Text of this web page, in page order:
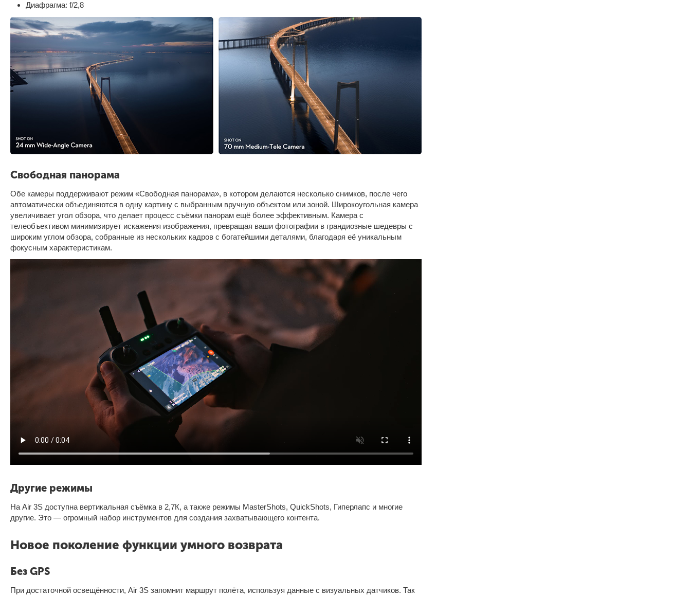
Диафрагма: f/2,8
Свободная панорама
Обе камеры поддерживают режим «Свободная панорама», в котором делаются несколько снимков, после чего
автоматически объединяются в одну картину с выбранным вручную объектом или зоной. Широкоугольная камера
увеличивает угол обзора, что делает процесс съёмки панорам ещё более эффективным. Камера с
телеобъективом минимизирует искажения изображения, превращая ваши фотографии в грандиозные шедевры с
широким углом обзора, собранные из нескольких кадров с богатейшими деталями, благодаря её уникальным
фокусным характеристикам.
Другие режимы
На Air 3S доступна вертикальная съёмка в 2,7К, а также режимы MasterShots, QuickShots, Гиперлапс и многие
другие. Это — огромный набор инструментов для создания захватывающего контента.
Новое поколение функции умного возврата
Без GPS
При достаточной освещённости, Air 3S запомнит маршрут полёта, используя данные с визуальных датчиков. Так